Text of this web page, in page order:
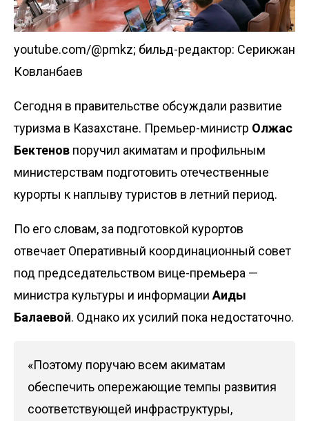
youtube.com/@pmkz; бильд-редактор: Серикжан
Ковланбаев
Сегодня в правительстве обсуждали развитие
туризма в Казахстане. Премьер-министр Олжас
Бектенов поручил акиматам и профильным
министерствам подготовить отечественные
курорты к наплыву туристов в летний период.
По его словам, за подготовкой курортов
отвечает Оперативный координационный совет
под председательством вице-премьера —
министра культуры и информации Аиды
Балаевой. Однако их усилий пока недостаточно.
«Поэтому поручаю всем акиматам
обеспечить опережающие темпы развития
соответствующей инфраструктуры,